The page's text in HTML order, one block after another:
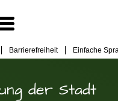
Barrierefreiheit Einfache
der Stadt